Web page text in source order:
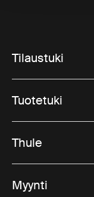
Tilaustuki
Tuotetuki
Thule
Myynti